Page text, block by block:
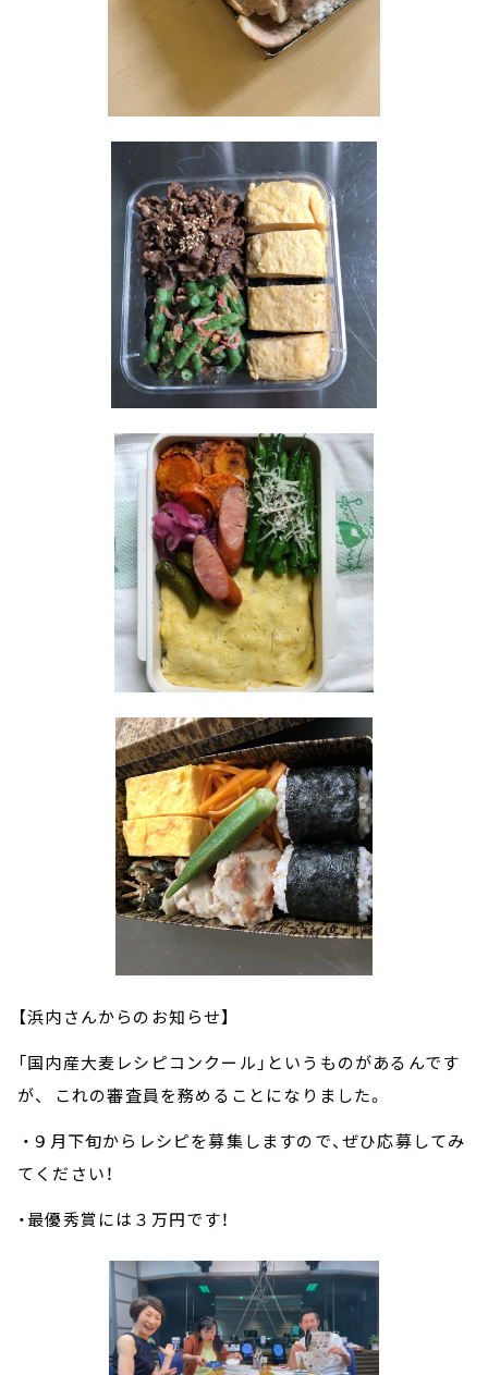
【浜内さんからのお知らせ】
「国内産大麦レシピコンクール」というものがあるんです
が、 これの審査員を務めることになりました。
・９月下旬からレシピを募集しますので、ぜひ応募してみ
てください！
・最優秀賞には３万円です！